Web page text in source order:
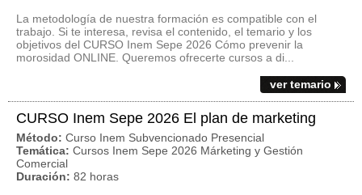
La metodología de nuestra formación es compatible con el
trabajo. Si te interesa, revisa el contenido, el temario y los
objetivos del CURSO Inem Sepe 2026 Cómo prevenir la
morosidad ONLINE. Queremos ofrecerte cursos a di...
ver temario
CURSO Inem Sepe 2026 El plan de marketing
Método: Curso Inem Subvencionado Presencial
Temática: Cursos Inem Sepe 2026 Márketing y Gestión
Comercial
Duración: 82 horas